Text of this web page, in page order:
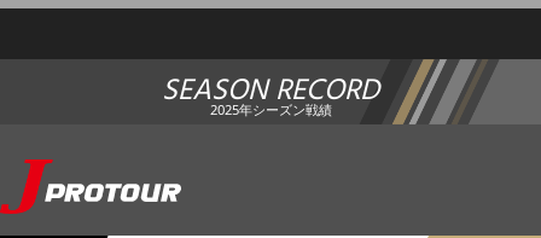
SEASON RECORD
2025年シーズン戦績